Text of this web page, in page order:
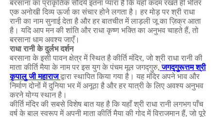
बरसाना का प्राकृतिक सौंदर्य इतना प्यारा है कि यहाँ कदम रखते ही भीतर
एक अनोखी दिव्य ऊर्जा का संचार होने लगता है। हर मोड़ पर श्री राधा
रानी का नाम सुनाई देता है और हर बातचीत में लाड़ली जू का ज़िक्र आता
है। यदि आप मन की शांति और राधा कृष्ण भक्ति का अनुभव चाहते हैं, तो
बरसाना धाम अवश्य जाएँ।
राधा रानी के दुर्लभ दर्शन
बरसाना के इसी पावन क्षेत्र में स्थित है कीर्ति मंदिर, जो श्री राधा रानी की
माता कीर्ति मैया के नाम पर इस युग के पंचम मूल जगद्गुरु, जगद्गुरूत्तम श्री
कृपालु जी महाराज द्वारा स्थापित किया गया है। यह मंदिर अपने भाव और
निर्माण दोनों में दुनिया भर में अनूठा है और हर यात्री के लिए अवश्य अनुभव
करने योग्य स्थान है।
कीर्ति मंदिर की सबसे विशेष बात यह है कि यहाँ श्री राधा रानी लगभग पाँच
वर्ष के बाल स्वरूप में अपनी माता कीर्ति मैया की गोद में विराजमान हैं, जो पूरे